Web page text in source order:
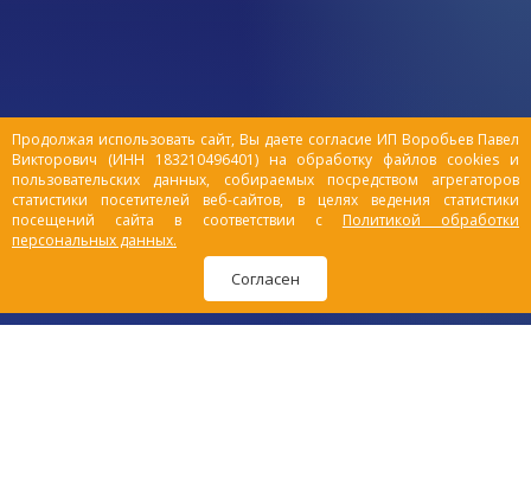
Продолжая использовать сайт, Вы даете согласие ИП Воробьев Павел
Викторович (ИНН 183210496401) на обработку файлов cookies и
пользовательских данных, собираемых посредством агрегаторов
статистики посетителей веб-сайтов, в целях ведения статистики
посещений сайта в соответствии с Политикой обработки
персональных данных.
Согласен